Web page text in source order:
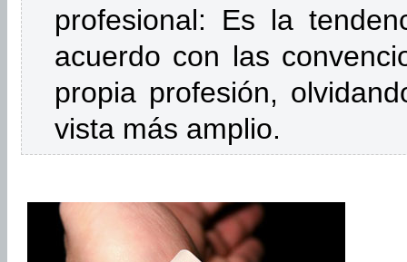
profesional: Es la
acuerdo con las
propia profesión,
vista más amplio.